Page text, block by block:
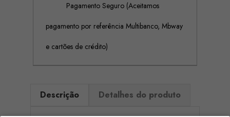
Pagamento Seguro (Aceitamos
pagamento por referência Multibanco, Mbway
e cartões de crédito)
Descrição Detalhes do produto